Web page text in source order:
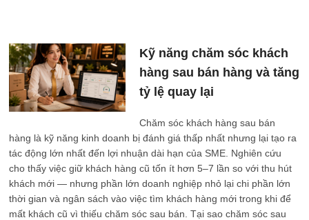
thấp
cho
doanh
nghiệp
nhỏ
Kỹ năng chăm sóc khách
hàng sau bán hàng và tăng
tỷ lệ quay lại
Chăm sóc khách hàng sau bán
hàng là kỹ năng kinh doanh bị đánh giá thấp nhất nhưng lại tạo ra
tác động lớn nhất đến lợi nhuận dài hạn của SME. Nghiên cứu
cho thấy việc giữ khách hàng cũ tốn ít hơn 5–7 lần so với thu hút
khách mới — nhưng phần lớn doanh nghiệp nhỏ lại chi phần lớn
thời gian và ngân sách vào việc tìm khách hàng mới trong khi để
mất khách cũ vì thiếu chăm sóc sau bán. Tại sao chăm sóc sau